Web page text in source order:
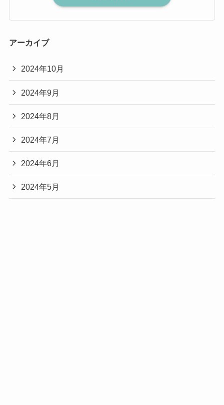
アーカイブ
2024年10月
2024年9月
2024年8月
2024年7月
2024年6月
2024年5月